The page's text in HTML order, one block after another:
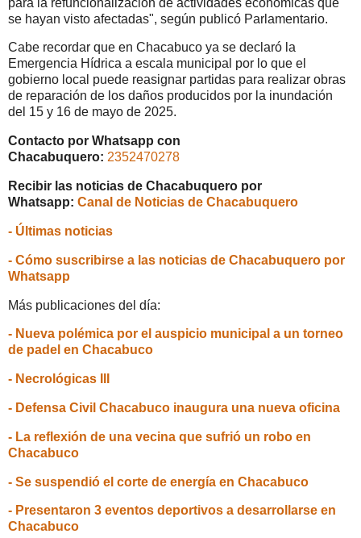
se hayan visto afectadas", según publicó Parlamentario.
Cabe recordar que en Chacabuco ya se declaró la
Emergencia Hídrica a escala municipal por lo que el
gobierno local puede reasignar partidas para realizar obras
de reparación de los daños producidos por la inundación
del 15 y 16 de mayo de 2025.
Contacto por Whatsapp con
Chacabuquero: 2352470278
Recibir las noticias de Chacabuquero por
Whatsapp: Canal de Noticias de Chacabuquero
- Últimas noticias
- Cómo suscribirse a las noticias de Chacabuquero por
Whatsapp
Más publicaciones del día:
- Nueva polémica por el auspicio municipal a un torneo
de padel en Chacabuco
- Necrológicas III
- Defensa Civil Chacabuco inaugura una nueva oficina
- La reflexión de una vecina que sufrió un robo en
Chacabuco
- Se suspendió el corte de energía en Chacabuco
- Presentaron 3 eventos deportivos a desarrollarse en
Chacabuco